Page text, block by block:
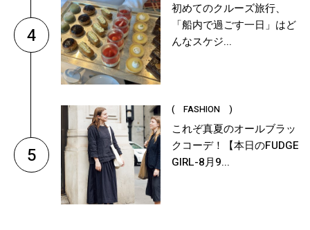
4
初めてのクルーズ旅行、
「船内で過ごす一日」はど
んなスケジ...
5
( FASHION )
これぞ真夏のオールブラッ
クコーデ！【本日のFUDGE
GIRL-8月9...